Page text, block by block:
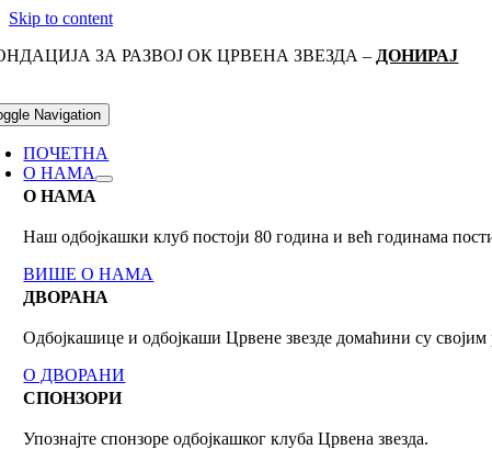
Skip to content
ЗА РАЗВОЈ ОК ЦРВЕНА ЗВЕЗДА – ДОНИРАЈ
Navigation
ПОЧЕТНА
О НАМА
О НАМА
Наш одбојкашки клуб постоји 80 годинa и већ годинама
ВИШЕ О НАМА
ДВОРАНА
Одбојкашице и одбојкаши Црвене звезде домаћини су
О ДВОРАНИ
СПОНЗОРИ
Упознајте спонзоре одбојкашког клуба Црвена звезда.